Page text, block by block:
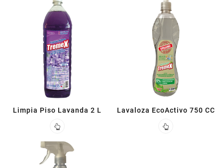
Limpia Piso Lavanda 2 L Lavaloza EcoActivo 750 CC